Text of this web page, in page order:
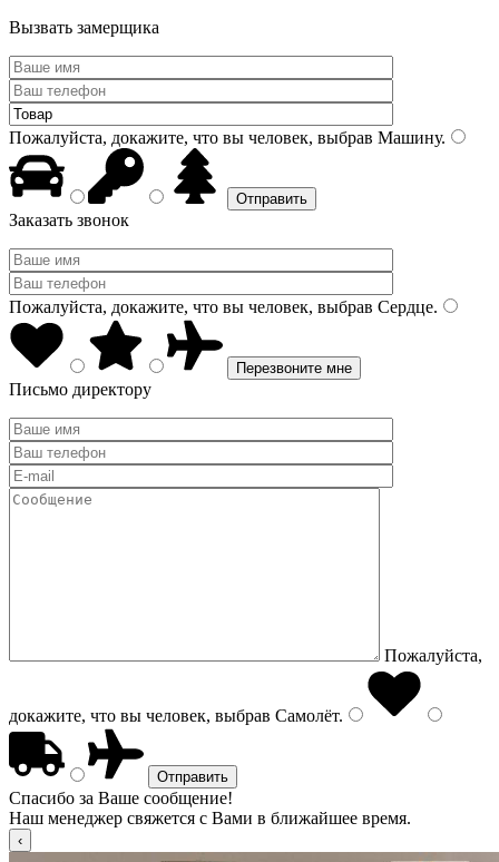
Вызвать замерщика
Пожалуйста, докажите, что вы человек, выбрав Машину.
Заказать звонок
Пожалуйста, докажите, что вы человек, выбрав Сердце.
Письмо директору
Пожалуйста,
докажите, что вы человек, выбрав Самолёт.
Спасибо за Ваше сообщение!
Наш менеджер свяжется с Вами в ближайшее время.